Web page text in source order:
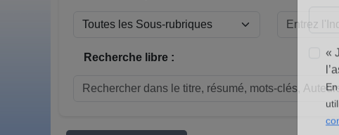
Recherche libre :
«